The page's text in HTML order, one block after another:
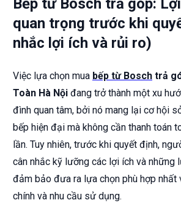
Bếp từ Bosch trả góp:
quan trọng trước khi
nhắc lợi ích và rủi ro)
Việc lựa chọn mua bếp từ Bosch trả
Toàn Hà Nội đang trở thành một xu
đình quan tâm, bởi nó mang lại cơ hội
bếp hiện đại mà không cần thanh toán
lần. Tuy nhiên, trước khi quyết định,
cân nhắc kỹ lưỡng các lợi ích và những
đảm bảo đưa ra lựa chọn phù hợp nhất
chính và nhu cầu sử dụng.